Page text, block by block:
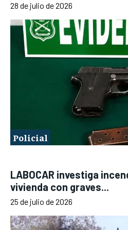
28 de julio de 2026
Policial
LABOCAR investiga
vivienda con graves...
25 de julio de 2026